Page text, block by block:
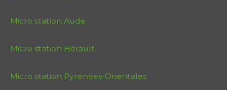
Micro station Aude
Micro station Hérault
Micro station Pyrénées-Orientales